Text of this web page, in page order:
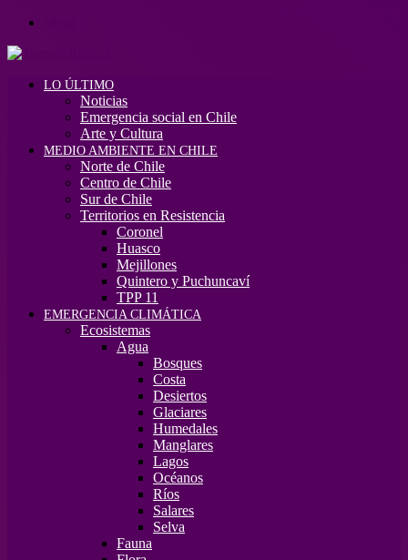
LO ÚLTIMO
Noticias
Emergencia social en Chile
Arte y Cultura
MEDIO AMBIENTE EN CHILE
Norte de Chile
Centro de Chile
Sur de Chile
Territorios en Resistencia
Coronel
Huasco
Mejillones
Quintero y Puchuncaví
TPP 11
EMERGENCIA CLIMÁTICA
Ecosistemas
Agua
Bosques
Costa
Desiertos
Glaciares
Humedales
Manglares
Lagos
Océanos
Ríos
Salares
Selva
Fauna